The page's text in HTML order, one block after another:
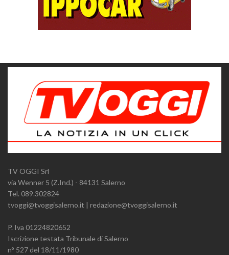
TV OGGI Srl
via Wenner 5 (Z.Ind.) - 84131 Salerno
Tel. 089.302824
tvoggi@tvoggisalerno.it | redazione@tvoggisalerno.it
P. Iva 01224820652
Iscrizione testata Tribunale di Salerno
n° 527 del 18/11/1980